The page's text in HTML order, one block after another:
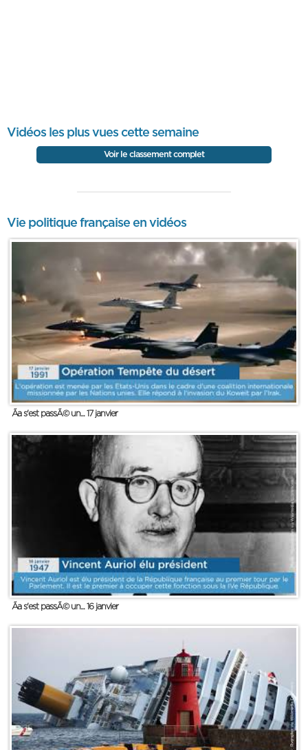
Vidéos les plus vues cette semaine
Voir le classement complet
Vie politique française en vidéos
Ãa s'est passÃ© un... 17 janvier
Ãa s'est passÃ© un... 16 janvier